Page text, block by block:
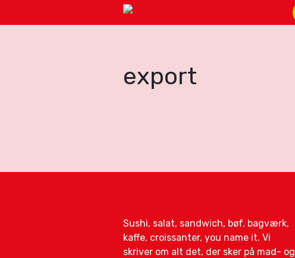
export
Sushi, salat, sandwich, bøf, bagværk,
kaffe, croissanter, you name it. Vi
skriver om alt det, der sker på mad- og